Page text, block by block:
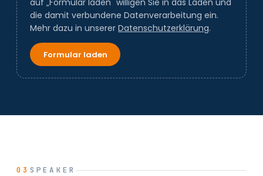
die damit verbundene Datenverarbeitung ein.
Mehr dazu in unsererDatenschutzerklärung.
Formular laden
03 SPEAKER